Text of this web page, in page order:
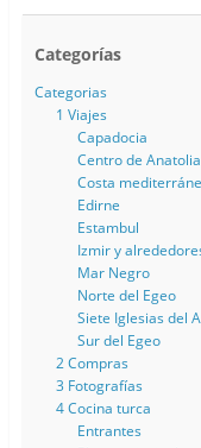
Categorías
Categorias
1 Viajes
Capadocia
Centro de Anatolia
Costa
Edirne
Estambul
Izmir y
Mar Negro
Norte del Egeo
Siete Iglesias del
Sur del Egeo
2 Compras
3 Fotografías
4 Cocina turca
Entrantes